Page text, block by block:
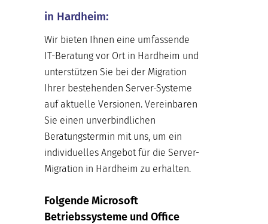
in Hardheim:
Wir bieten Ihnen eine umfassende
IT-Beratung vor Ort in Hardheim und
unterstützen Sie bei der Migration
Ihrer bestehenden Server-Systeme
auf aktuelle Versionen. Vereinbaren
Sie einen unverbindlichen
Beratungstermin mit uns, um ein
individuelles Angebot für die Server-
Migration in Hardheim zu erhalten.
Folgende Microsoft
Betriebssysteme und Office